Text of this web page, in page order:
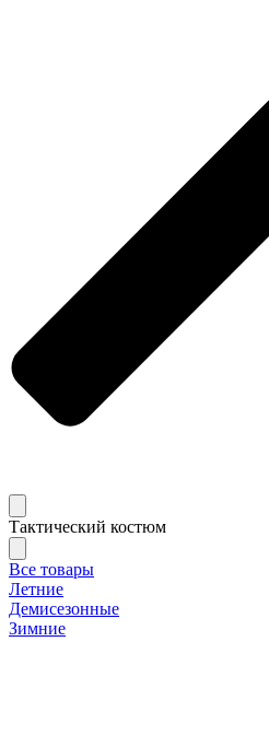
Тактический костюм
Все товары
Летние
Демисезонные
Зимние